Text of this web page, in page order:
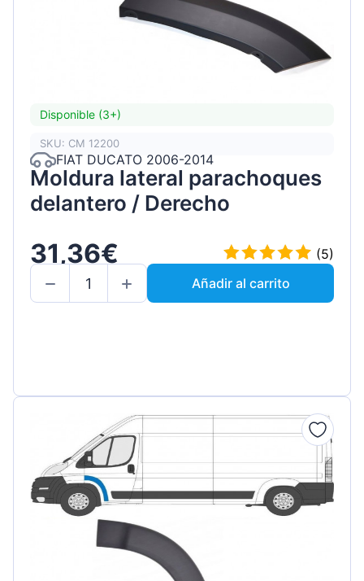
Disponible (3+)
SKU: CM 12200
FIAT DUCATO 2006-2014
Moldura lateral parachoques
delantero / Derecho
31,36€
(5)
Añadir al carrito